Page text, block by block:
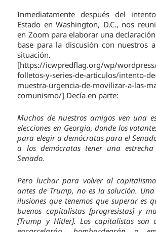
Inmediatamente después del
Estado en Washington, D.C., nos
en Zoom para elaborar una
base para la discusión con nuestros
situación.
[https://icwpredflag.org/wp/
folletos-y-series-de-articulos/intento-
muestra-urgencia-de-movilizar-a-las-
comunismo/] Decía en parte:
Muchos de nuestros amigos ven una
elecciones en Georgia, donde los
para elegir a demócratas para el
a los demócratas tener una
Senado.
Pero luchar para volver al
antes de Trump, no es la solución.
ilusiones que tenemos que superar es
buenos capitalistas [progresistas] y
[Trump y Hitler]. Los capitalistas son